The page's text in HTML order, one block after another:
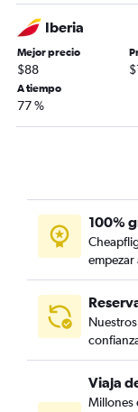
Iberia
Mejor precio
$88
A tiempo
77 %
100%
empezar
Viaja
Millones